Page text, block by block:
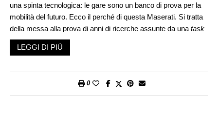
una spinta tecnologica: le gare sono un banco di prova per la
mobilità del futuro. Ecco il perché di questa Maserati. Si tratta
della messa alla prova di anni di ricerche assunte da una task
forcedel Politecnico di Milano. Un vero e proprio laboratorio su
quattroruote. Quindi come sarà la mobilità del futuro? Lo
quest’anno. «Si andrà verso un cambio radicale del modello di
LEGGI DI PIÙ
0